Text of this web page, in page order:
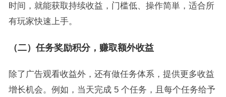
时间，就能获取持续收益，门槛低、操作简単，适合所
有玩家快速上手。
（二）任务奖励积分， 赚取额外收益
除了广告观看收益外，还有做任务体系，提供更多收益
增长机会。例如，当天完成 5 个任务，且每个任务给予